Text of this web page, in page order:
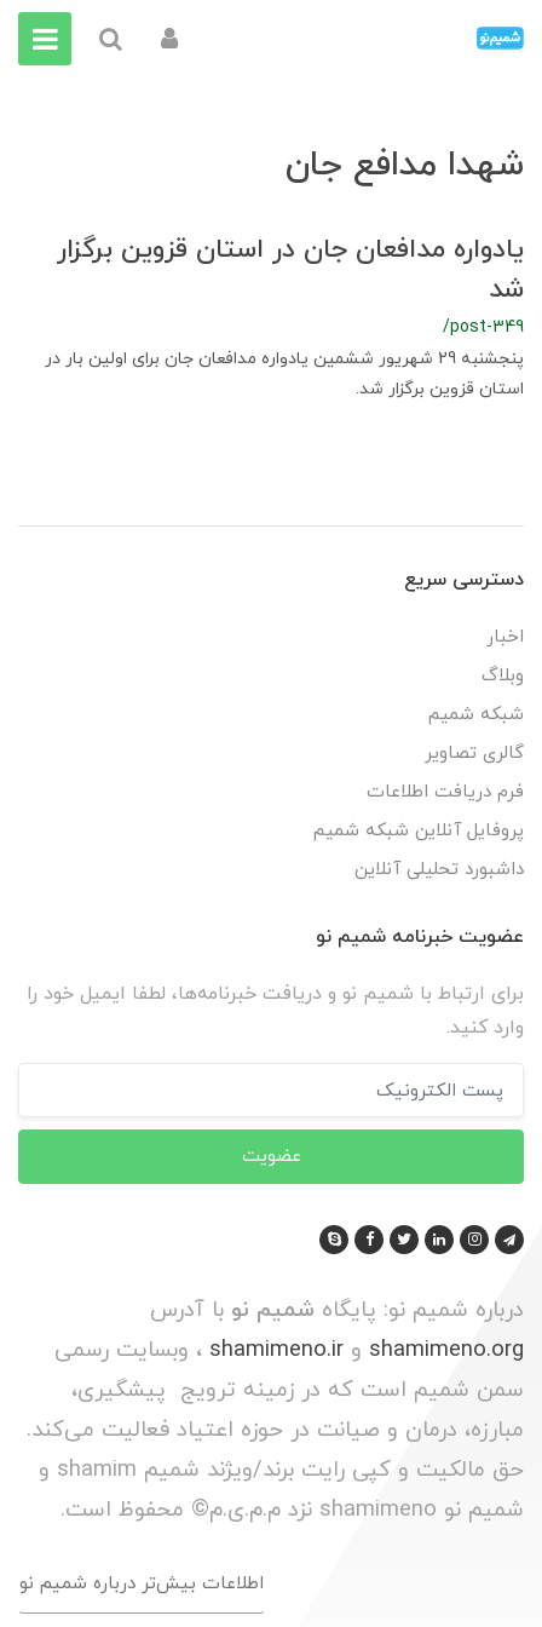
شهدا مدافع جان
یادواره مدافعان جان در استان قزوین برگزار
شد
/post-349
پنجشنبه 29 شهریور ششمین یادواره مدافعان جان برای اولین بار در
استان قزوین برگزار شد.
دسترسی سریع
اخبار
وبلاگ
شبکه شمیم
گالری تصاویر
فرم دریافت اطلاعات
پروفایل آنلاین شبکه شمیم
داشبورد تحلیلی آنلاین
عضویت خبرنامه شمیم نو
برای ارتباط با شمیم نو و دریافت خبرنامه‌ها، لطفا ایمیل خود را
وارد کنید.
عضویت
درباره شمیم نو: پایگاه شمیم نو با آدرس
shamimeno.org و shamimeno.ir ، وبسایت رسمی
سمن شمیم است که در زمینه ترویج پیشگیری،
مبارزه، درمان و صیانت در حوزه اعتیاد فعالیت می‌کند.
حق مالکیت و کپی رایت برند/ویژند شمیم shamim و
شمیم نو shamimeno نزد م.م.ی.م© محفوظ است.
اطلاعات بیش‌تر درباره شمیم نو